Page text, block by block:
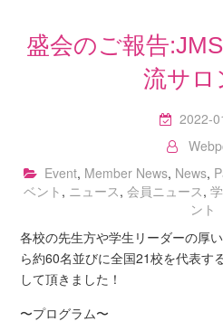
盛会のご報告
流サロ
2022-
Event, Member News, News,
ベント , ニュース, 会員ニュース,
ント
各校の先生方や学生リーダーの厚
ら約60名並びに全国21校を代表す
して頂きました！
〜プログラム〜